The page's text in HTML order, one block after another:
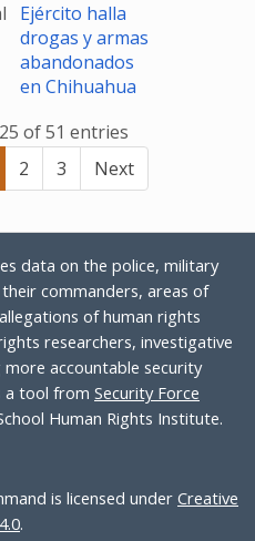
Ejército halla
drogas y armas
abandonados
en Chihuahua
of 51 entries
2 3 Next
data on the police, military
commanders, areas of
of human rights
researchers, investigative
more accountable security
a tool from Security Force
Human Rights Institute.
is licensed under Creative
.